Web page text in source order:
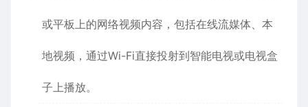
或平板上的网络视频内容，包括在线流媒体、本
地视频，通过Wi-Fi直接投射到智能电视或电视盒
子上播放。